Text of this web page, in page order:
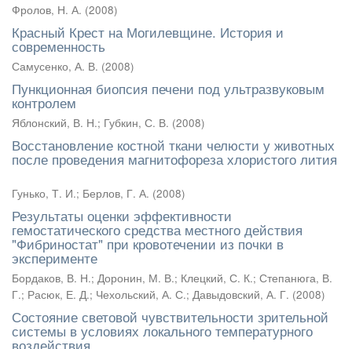
Фролов, Н. А. (2008)
Красный Крест на Могилевщине. История и
современность
Самусенко, А. В. (2008)
Пункционная биопсия печени под ультразвуковым
контролем
Яблонский, В. Н.; Губкин, С. В. (2008)
Восстановление костной ткани челюсти у животных
после проведения магнитофореза хлористого лития
Гунько, Т. И.; Берлов, Г. А. (2008)
Результаты оценки эффективности
гемостатического средства местного действия
"Фибриностат" при кровотечении из почки в
эксперименте
Бордаков, В. Н.; Доронин, М. В.; Клецкий, С. К.; Степанюга, В.
Г.; Расюк, Е. Д.; Чехольский, А. С.; Давыдовский, А. Г. (2008)
Состояние световой чувствительности зрительной
системы в условиях локального температурного
воздействия